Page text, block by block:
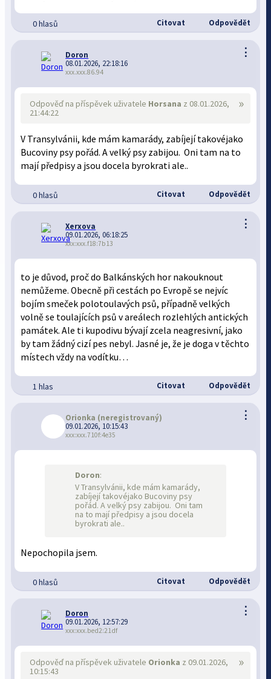
0 hlasů Citovat Odpovědět
⋮
Doron
08.01.2026, 22:18:16
xxx.xxx.86.94
»
Odpověď na příspěvek uživatele Horsana z 08.01.2026,
21:44:22
V Transylvánii, kde mám kamarády, zabíjejí takovéjako
Bucoviny psy pořád. A velký psy zabijou. Oni tam na to
mají předpisy a jsou docela byrokrati ale..
0 hlasů Citovat Odpovědět
⋮
Xerxova
09.01.2026, 06:18:25
xxx:xxx.f18:7b13
to je důvod, proč do Balkánských hor nakouknout
nemůžeme. Obecně při cestách po Evropě se nejvíc
bojím smeček polotoulavých psů, případně velkých
volně se toulajících psů v areálech rozlehlých antických
památek. Ale ti kupodivu bývají zcela neagresivní, jako
by tam žádný cizí pes nebyl. Jasné je, že je doga v těchto
místech vždy na vodítku…
1 hlas Citovat Odpovědět
⋮
Orionka (neregistrovaný)
09.01.2026, 10:15:43
xxx:xxx.710f:4e35
Doron:
V Transylvánii, kde mám kamarády,
zabíjejí takovéjako Bucoviny psy
pořád. A velký psy zabijou. Oni tam
na to mají předpisy a jsou docela
byrokrati ale..
Nepochopila jsem.
0 hlasů Citovat Odpovědět
⋮
Doron
09.01.2026, 12:57:29
xxx:xxx.bed2:21df
»
Odpověď na příspěvek uživatele Orionka z 09.01.2026,
10:15:43